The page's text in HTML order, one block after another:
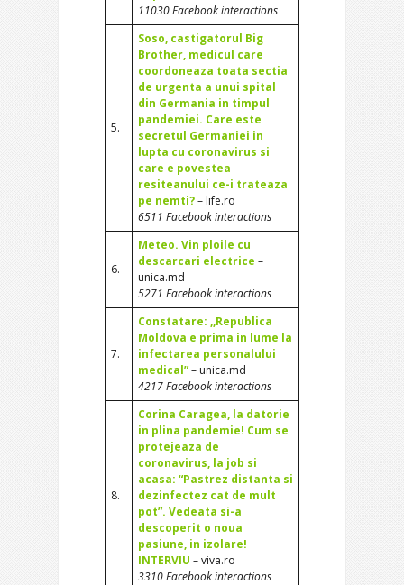
11030 Facebook interactions
5.
Soso, castigatorul Big
Brother, medicul care
coordoneaza toata sectia
de urgenta a unui spital
din Germania in timpul
pandemiei. Care este
secretul Germaniei in
lupta cu coronavirus si
care e povestea
resiteanului ce-i trateaza
pe nemti?– life.ro
6511 Facebook interactions
6.
Meteo. Vin ploile cu
descarcari electrice –
unica.md
5271 Facebook interactions
7.
Constatare: ,,Republica
Moldova e prima in lume la
infectarea personalului
medical”– unica.md
4217 Facebook interactions
8.
Corina Caragea, la datorie
in plina pandemie! Cum se
protejeaza de
coronavirus, la job si
acasa: “Pastrez distanta si
dezinfectez cat de mult
pot”. Vedeata si-a
descoperit o noua
pasiune, in izolare!
INTERVIU – viva.ro
3310 Facebook interactions